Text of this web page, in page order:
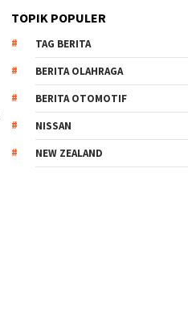
TOPIK POPULER
TAG BERITA
BERITA OLAHRAGA
BERITA OTOMOTIF
NISSAN
NEW ZEALAND